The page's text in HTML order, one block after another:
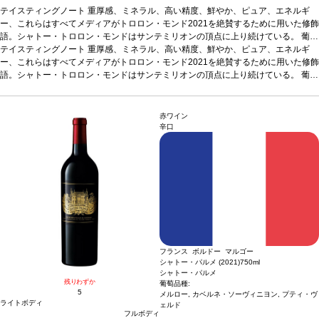
テイスティングノート 重厚感、ミネラル、高い精度、鮮やか、ピュア、エネルギ
ー、これらはすべてメディアがトロロン・モンド2021を絶賛するために用いた修飾
語。シャトー・トロロン・モンドはサンテミリオンの頂点に上り続けている。 葡萄
品種85% メルロー、13% カベルネ・ソーヴィニヨン、2% カベルネ・フラン
テイスティングノート 重厚感、ミネラル、高い精度、鮮やか、ピュア、エネルギ
ー、これらはすべてメディアがトロロン・モンド2021を絶賛するために用いた修飾
語。シャトー・トロロン・モンドはサンテミリオンの頂点に上り続けている。 葡萄
残りわずか
5
ライトボディ
フルボディ
赤ワイン
辛口
フランス ボルドー マルゴー
シャトー・パルメ (2021)750ml
シャトー・パルメ
葡萄品種:
メルロー, カベルネ・ソーヴィニヨン, プティ・ヴ
ェルド